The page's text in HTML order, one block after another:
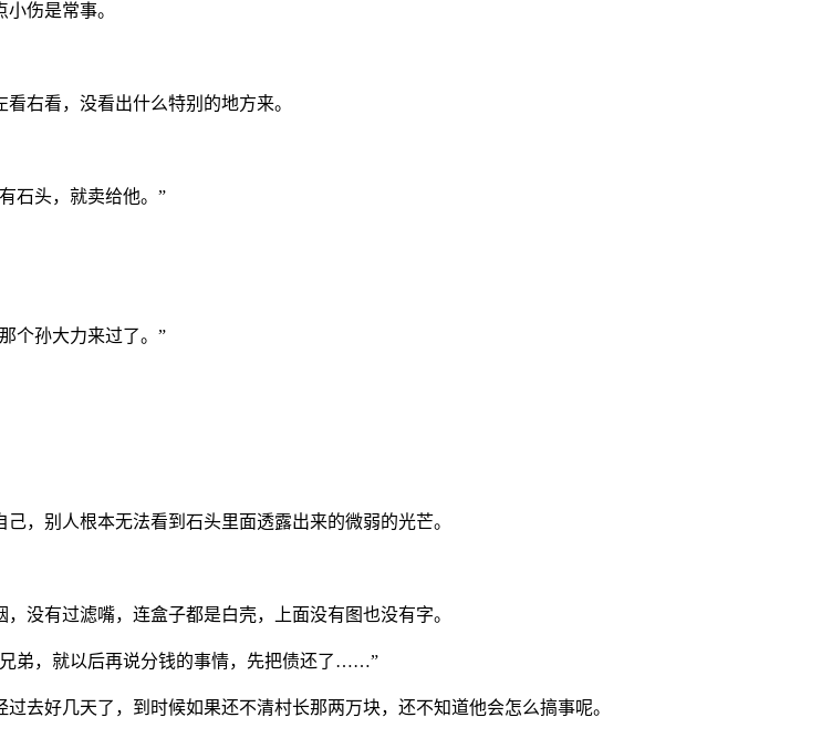
伤是常事。
右看，没看出什么特别的地方来。
石头，就卖给他。”
个孙大力来过了。”
，别人根本无法看到石头里面透露出来的微弱的光芒。
没有过滤嘴，连盒子都是白壳，上面没有图也没有字。
弟，就以后再说分钱的事情，先把债还了……”
去好几天了，到时候如果还不清村长那两万块，还不知道他会怎么搞事呢。